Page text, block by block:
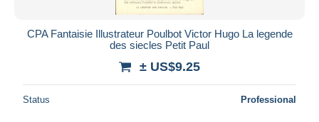
CPA Fantaisie Illustrateur Poulbot Victor Hugo La legende
des siecles Petit Paul
± US$9.25
Status Professional